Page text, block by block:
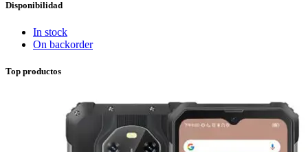
Disponibilidad
In stock
On backorder
Top productos